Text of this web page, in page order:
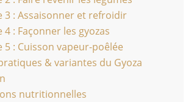
3 : Assaisonner et refroidir
4 : Façonner les gyozas
5 : Cuisson vapeur-poêlée
& variantes du Gyoza
nutritionnelles